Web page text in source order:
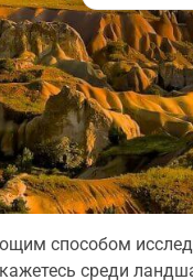
способом
среди